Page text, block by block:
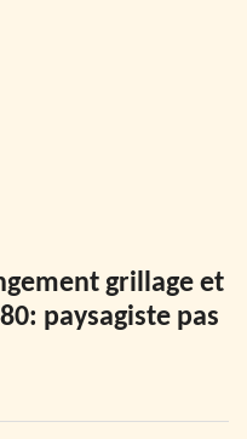
grillage et
paysagiste pas